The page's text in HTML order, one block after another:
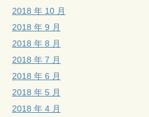
2018 年 10 月
2018 年 9 月
2018 年 8 月
2018 年 7 月
2018 年 6 月
2018 年 5 月
2018 年 4 月